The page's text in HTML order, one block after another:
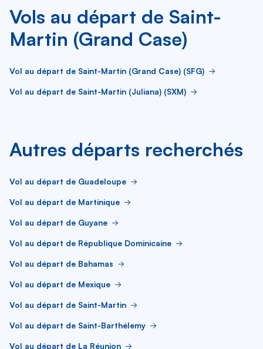
Vols au départ de Saint-
Martin (Grand Case)
Vol au départ de Saint-Martin (Grand Case) (SFG)
Vol au départ de Saint-Martin (Juliana) (SXM)
Autres départs recherchés
Vol au départ de Guadeloupe
Vol au départ de Martinique
Vol au départ de Guyane
Vol au départ de République Dominicaine
Vol au départ de Bahamas
Vol au départ de Mexique
Vol au départ de Saint-Martin
Vol au départ de Saint-Barthélemy
Vol au départ de La Réunion